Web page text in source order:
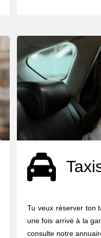
Tu veux réserver ton
une fois arrivé à la
consulte notre